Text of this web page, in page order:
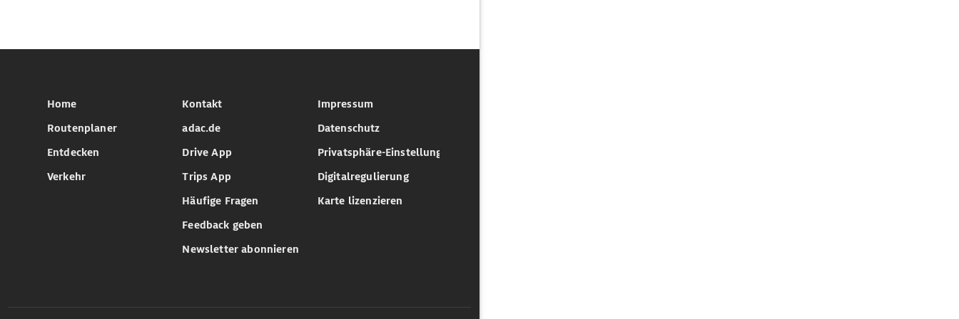
Home
Routenplaner
Entdecken
Verkehr
Kontakt
adac.de
Drive App
Trips App
Häufige Fragen
Feedback geben
Newsletter abonnieren
Impressum
Datenschutz
Privatsphäre-Einstellungen
Digitalregulierung
Karte lizenzieren